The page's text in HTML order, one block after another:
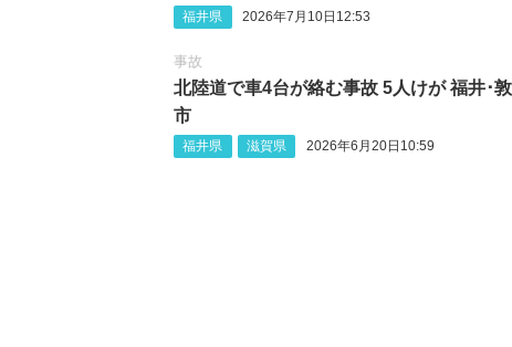
福井県 2026年7月10日12:53
事故
北陸道で車4台が絡む事故 5人けが 福井･
市
福井県 滋賀県 2026年6月20日10:59